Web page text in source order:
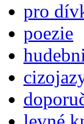
pro
poezie